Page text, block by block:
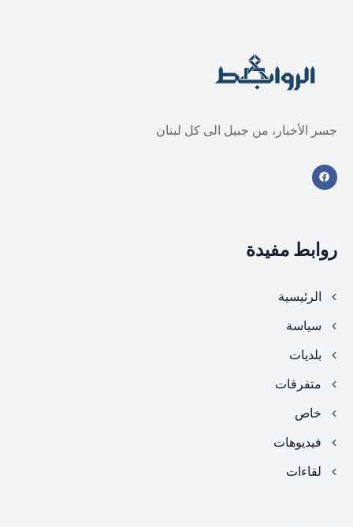
جسر الأخبار، من جبيل الى كل لبنان
روابط مفيدة
الرئيسية
سياسة
بلديات
متفرقات
خاص
فيديوهات
لقاءات